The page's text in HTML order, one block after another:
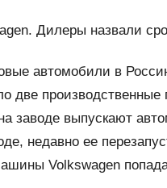
Дилеры назвали
автомобили в
две
заводе выпускают
недавно ее
Volkswagen